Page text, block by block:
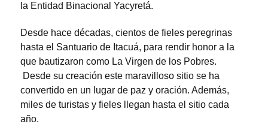
la Entidad Binacional Yacyretá.
Desde hace décadas, cientos de fieles peregrinas
hasta el Santuario de Itacuá, para rendir honor a la
que bautizaron como La Virgen de los Pobres.
Desde su creación este maravilloso sitio se ha
convertido en un lugar de paz y oración. Además,
miles de turistas y fieles llegan hasta el sitio cada
año.